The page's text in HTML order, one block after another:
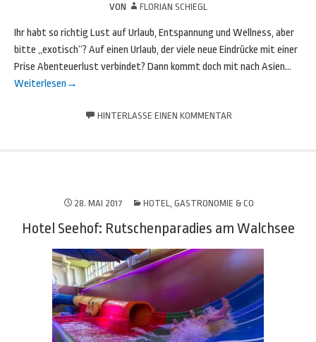
VON FLORIAN SCHIEGL
Ihr habt so richtig Lust auf Urlaub, Entspannung und Wellness, aber
bitte „exotisch“? Auf einen Urlaub, der viele neue Eindrücke mit einer
Prise Abenteuerlust verbindet? Dann kommt doch mit nach Asien…
Weiterlesen →
HINTERLASSE EINEN KOMMENTAR
28. MAI 2017 HOTEL, GASTRONOMIE & CO
Hotel Seehof: Rutschenparadies am Walchsee